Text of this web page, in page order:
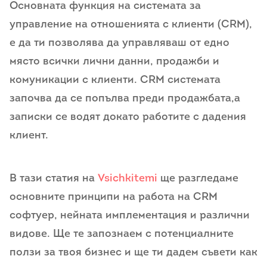
Основната функция на системата за
управление на отношенията с клиенти (CRM),
е да ти позволява да управляваш от едно
място всички лични данни, продажби и
комуникации с клиенти. CRM системата
започва да се попълва преди продажбата,а
записки се водят докато работите с дадения
клиент.
В тази статия на Vsichkitemi ще разгледаме
основните принципи на работа на CRM
софтуер, нейната имплементация и различни
видове. Ще те запознаем с потенциалните
ползи за твоя бизнес и ще ти дадем съвети как